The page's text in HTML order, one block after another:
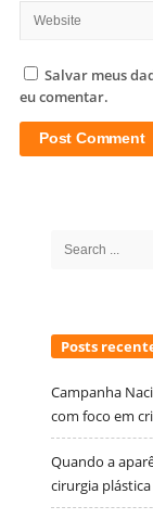
Salvar meus
eu comentar.
Posts
Campanha
com foco em
Quando a
cirurgia